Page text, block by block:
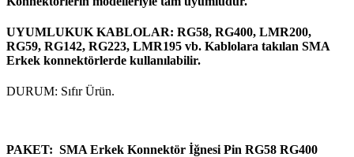
UYUMLUKUK KABLOLAR: RG58, RG400, LMR200,
RG59, RG142, RG223, LMR195 vb. Kablolara takılan SMA
Erkek konnektörlerde kullanılabilir.
DURUM: Sıfır Ürün.
PAKET: SMA Erkek Konnektör İğnesi Pin RG58 RG400